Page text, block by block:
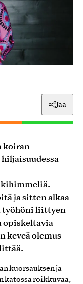
Jaa
koiran
ja sitten alkaa
työhöni liittyen
opiskeltavia
keveä olemus
kuorsauksen ja
katossa roikkuvaa,